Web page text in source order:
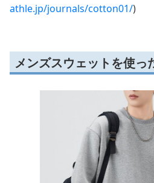
athle.jp/journals/cotton01/)
メンズスウェットを使っ